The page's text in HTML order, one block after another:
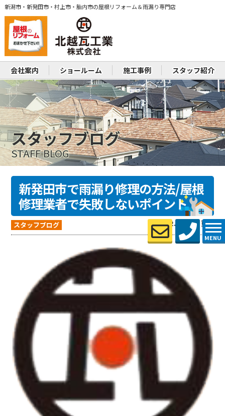
新潟市・新発田市・村上市・胎内市の屋根リフォーム＆雨漏り専門店
MENU
会社案内 ショールーム 施工事例 スタッフ紹介
スタッフブログ
STAFF BLOG
新発田市で雨漏り修理の方法/屋根
修理業者で失敗しないポイント
スタッフブログ 2026.02.13 (Fri) 更新